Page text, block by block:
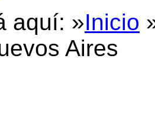
aquí: »Inicio
Aires